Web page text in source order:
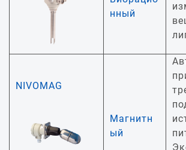
нный
NIVOMAG
Магнитн
ый